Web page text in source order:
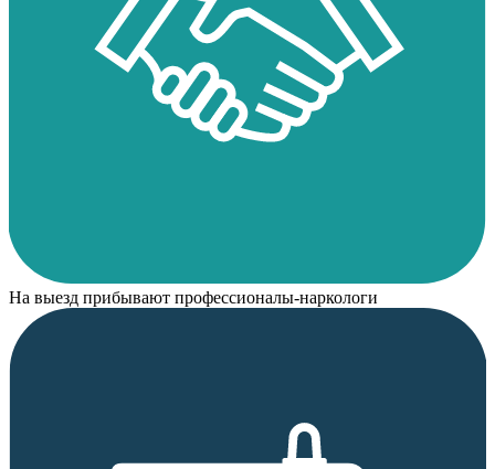
На выезд прибывают профессионалы-наркологи